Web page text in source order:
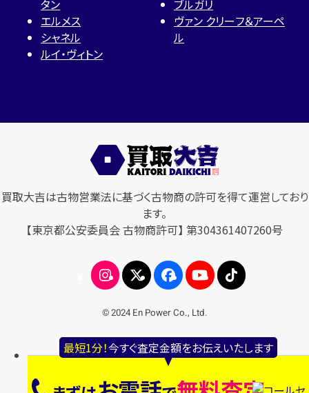
最短1分！今すぐ査定金額をお伝えいたします
タン
エルメス
シャネル
ルイ・ヴィトン
ブルガリ
ヴァン クリーフ＆アーペ
ル
買取大吉は古物営業法に基づく古物商の許可を得て運営しており
ます。
【東京都公安委員会 古物商許可】 第304361407260号
© 2024 En Power Co., Ltd.